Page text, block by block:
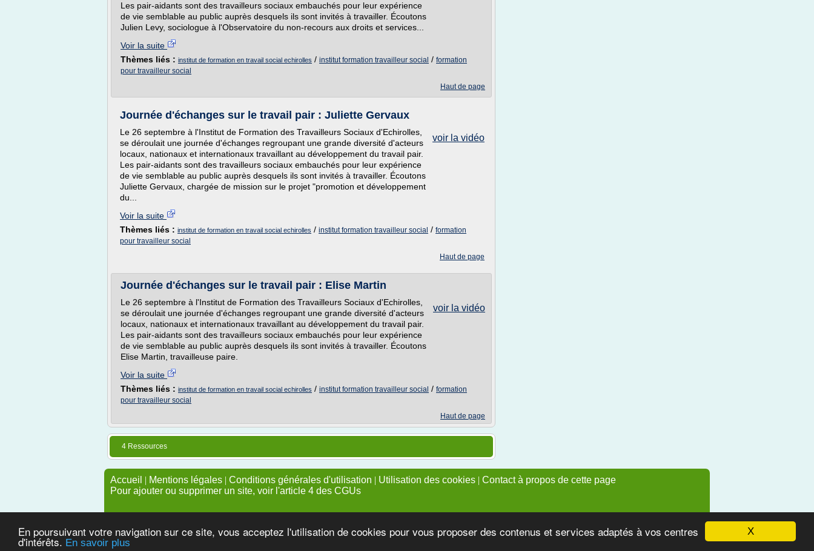
X
En poursuivant votre navigation sur ce site, vous acceptez l'utilisation de cookies pour vous proposer des contenus et services adaptés à vos centres
d'intérêts. En savoir plus
Les pair-aidants sont des travailleurs sociaux embauchés pour leur expérience
de vie semblable au public auprès desquels ils sont invités à travailler. Écoutons
Julien Levy, sociologue à l'Observatoire du non-recours aux droits et services...
Voir la suite
Thèmes liés : institut de formation en travail social echirolles / institut formation travailleur social / formation
pour travailleur social
Haut de page
Journée d'échanges sur le travail pair : Juliette Gervaux
voir la vidéo
Le 26 septembre à l'Institut de Formation des Travailleurs Sociaux d'Echirolles,
se déroulait une journée d'échanges regroupant une grande diversité d'acteurs
locaux, nationaux et internationaux travaillant au développement du travail pair.
Les pair-aidants sont des travailleurs sociaux embauchés pour leur expérience
de vie semblable au public auprès desquels ils sont invités à travailler. Écoutons
Juliette Gervaux, chargée de mission sur le projet "promotion et développement
du...
Voir la suite
Thèmes liés : institut de formation en travail social echirolles / institut formation travailleur social / formation
pour travailleur social
Haut de page
Journée d'échanges sur le travail pair : Elise Martin
voir la vidéo
Le 26 septembre à l'Institut de Formation des Travailleurs Sociaux d'Echirolles,
se déroulait une journée d'échanges regroupant une grande diversité d'acteurs
locaux, nationaux et internationaux travaillant au développement du travail pair.
Les pair-aidants sont des travailleurs sociaux embauchés pour leur expérience
de vie semblable au public auprès desquels ils sont invités à travailler. Écoutons
Elise Martin, travailleuse paire.
Voir la suite
Thèmes liés : institut de formation en travail social echirolles / institut formation travailleur social / formation
pour travailleur social
Haut de page
4 Ressources
Accueil | Mentions légales | Conditions générales d'utilisation | Utilisation des cookies | Contact à propos de cette page
Pour ajouter ou supprimer un site, voir l'article 4 des CGUs